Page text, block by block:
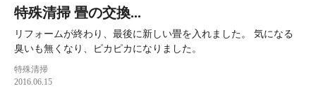
特殊清掃 畳の交換...
リフォームが終わり、最後に新しい畳を入れました。 気になる
臭いも無くなり、ピカピカになりました。
特殊清掃
2016.06.15